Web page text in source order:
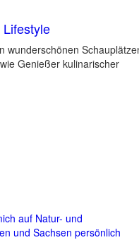
wunderschönen
Genießer kulinarischer
auf Natur- und
und Sachsen persönlich